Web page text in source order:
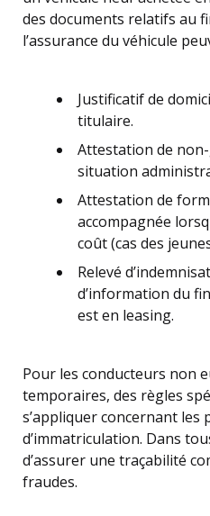
des documents relatifs au
l’assurance du véhicule
Justificatif de
titulaire.
Attestation de
situation
Attestation de
accompagnée
coût (cas des
Relevé
d’information du
est en leasing.
Pour les conducteurs non
temporaires, des règles
s’appliquer concernant les
d’immatriculation. Dans
d’assurer une traçabilité
fraudes.